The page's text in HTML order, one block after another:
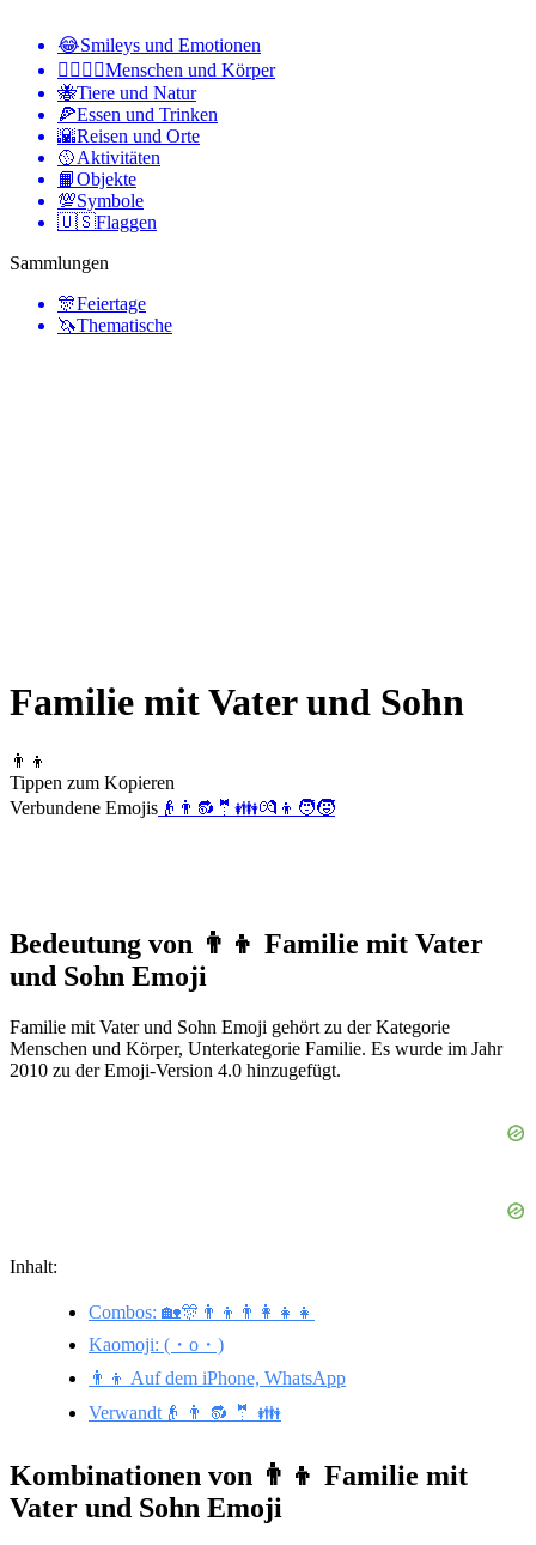
😂Smileys und Emotionen
👩‍❤️‍💋‍👨Menschen und Körper
🐝Tiere und Natur
🍕Essen und Trinken
🌇Reisen und Orte
🥎Aktivitäten
📙Objekte
💯Symbole
🇺🇸Flaggen
Sammlungen
🎊Feiertage
🦄Thematische
Familie mit Vater und Sohn
👨‍👦
Tippen zum Kopieren
Verbundene Emojis 👴 👨 🔂 🤵 👪💏 👦 🧑‍🧒
Bedeutung von 👨‍👦 Familie mit Vater
und Sohn Emoji
Familie mit Vater und Sohn Emoji gehört zu der Kategorie
Menschen und Körper, Unterkategorie Familie. Es wurde im Jahr
2010 zu der Emoji-Version 4.0 hinzugefügt.
Inhalt:
Combos: 🏡🎊👨‍👦👨‍👩‍👧‍👧
Kaomoji: (・o・)
👨‍👦 Auf dem iPhone, WhatsApp
Verwandt👴 👨 🔂 🤵 👪
Kombinationen von 👨‍👦 Familie mit
Vater und Sohn Emoji